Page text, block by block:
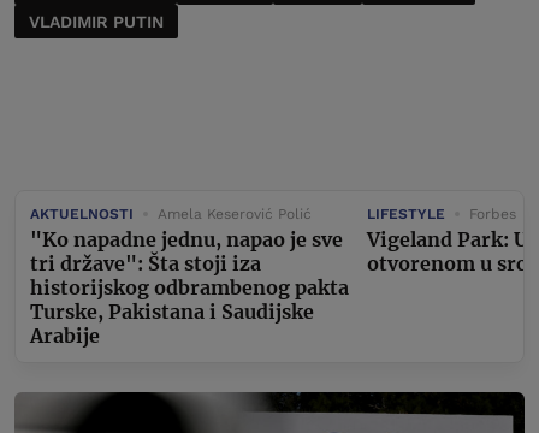
VLADIMIR PUTIN
AKTUELNOSTI Amela Keserović Polić
"Ko napadne jednu, napao je sve
tri države": Šta stoji iza
historijskog odbrambenog pakta
Turske, Pakistana i Saudijske
Arabije
LIFESTYLE Forbes
Vigeland Park:
otvorenom u srcu